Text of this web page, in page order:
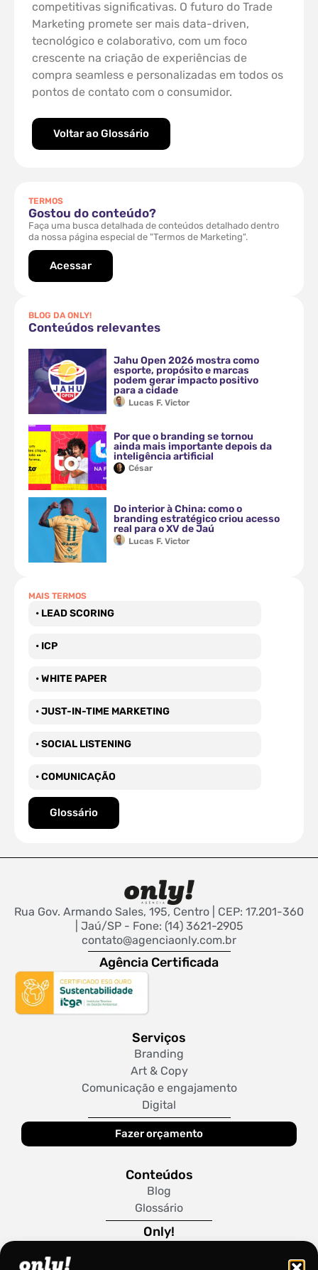
competitivas significativas. O futuro do Trade
Marketing promete ser mais data-driven,
tecnológico e colaborativo, com um foco
crescente na criação de experiências de
compra seamless e personalizadas em todos os
pontos de contato com o consumidor.
Voltar ao Glossário
TERMOS
Gostou do conteúdo?
Faça uma busca detalhada de conteúdos detalhado dentro
da nossa página especial de "Termos de Marketing".
Acessar
BLOG DA ONLY!
Conteúdos relevantes
Jahu Open 2026 mostra como
esporte, propósito e marcas
podem gerar impacto positivo
para a cidade
Lucas F. Victor
Por que o branding se tornou
ainda mais importante depois da
inteligência artificial
César
Do interior à China: como o
branding estratégico criou acesso
real para o XV de Jaú
Lucas F. Victor
MAIS TERMOS
• LEAD SCORING
• ICP
• WHITE PAPER
• JUST-IN-TIME MARKETING
• SOCIAL LISTENING
• COMUNICAÇÃO
Glossário
Rua Gov. Armando Sales, 195, Centro | CEP: 17.201-360
| Jaú/SP - Fone: (14) 3621-2905
contato@agenciaonly.com.br
Agência Certificada
Serviços
Branding
Art & Copy
Comunicação e engajamento
Digital
Fazer orçamento
Conteúdos
Blog
Glossário
Only!